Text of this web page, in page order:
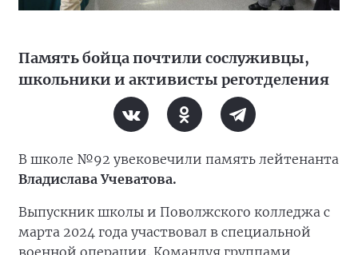
Память бойца почтили сослуживцы,
школьники и активисты реготделения
В школе №92 увековечили память лейтенанта
Владислава Учеватова.
Выпускник школы и Поволжского колледжа с
марта 2024 года участвовал в специальной
военной операции. Командуя группами